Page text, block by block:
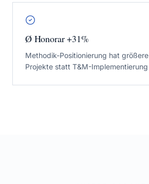
Ø Honorar +31%
Methodik-Positionierung hat
Projekte statt T&M-